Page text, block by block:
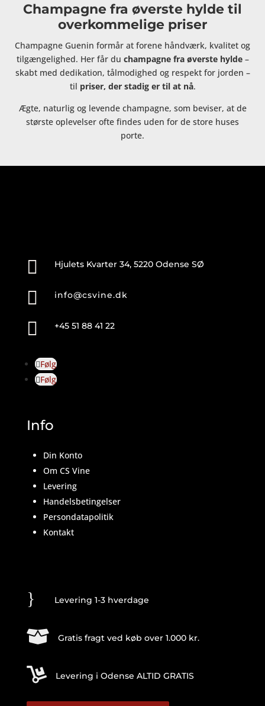
Champagne fra øverste hylde til
overkommelige priser
Champagne Guenin formår at forene håndværk, kvalitet og
tilgængelighed. Her får du champagne fra øverste hylde–
skabt med dedikation, tålmodighed og respekt for jorden –
til priser, der stadig er til at nå.
Ægte, naturlig og levende champagne, som beviser, at de
største oplevelser ofte findes uden for de store huses
porte.
 Hjulets Kvarter 34, 5220 Odense SØ
 info@csvine.dk
 +45 51 88 41 22
Følg
Følg
Info
Din Konto
Om CS Vine
Levering
Handelsbetingelser
Persondatapolitik
Kontakt
} Levering 1-3 hverdage
 Gratis fragt ved køb over 1.000 kr.
 Levering i Odense ALTID GRATIS